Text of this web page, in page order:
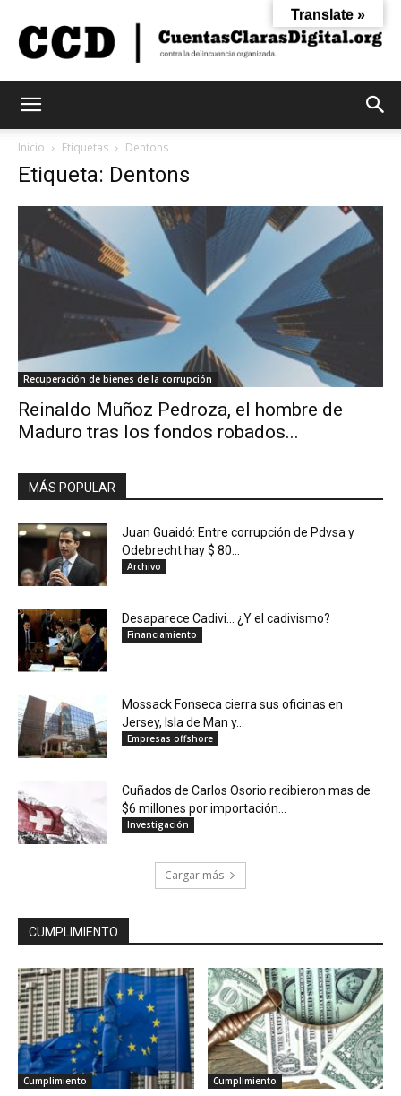
Digital
Inicio Etiquetas Dentons
Etiqueta: Dentons
Recuperación de bienes de la corrupción
Reinaldo Muñoz Pedroza, el hombre de
Maduro tras los fondos robados...
MÁS POPULAR
Juan Guaidó: Entre corrupción de Pdvsa y
Odebrecht hay $ 80...
Archivo
Desaparece Cadivi… ¿Y el cadivismo?
Financiamiento
Mossack Fonseca cierra sus oficinas en
Jersey, Isla de Man y...
Empresas offshore
Cuñados de Carlos Osorio recibieron mas de
$6 millones por importación...
Investigación
Cargar más
CUMPLIMIENTO
Cumplimiento Cumplimiento
Translate »